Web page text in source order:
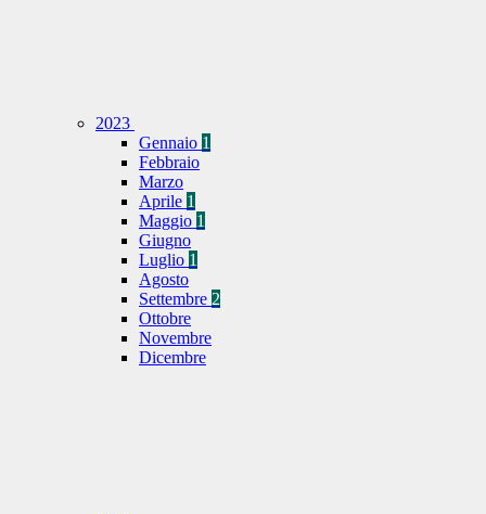
2023
Gennaio 1
Febbraio
Marzo
Aprile 1
Maggio 1
Giugno
Luglio 1
Agosto
Settembre 2
Ottobre
Novembre
Dicembre